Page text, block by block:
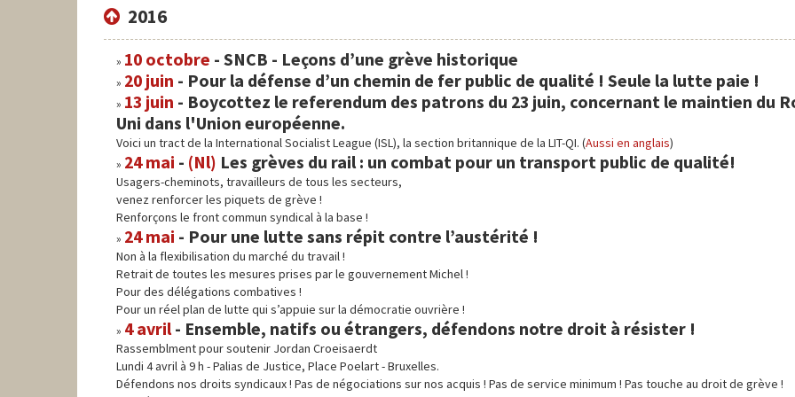
2016
10 octobre - SNCB - Leçons d’une grève historique
20 juin - Pour la défense d’un chemin de fer public de qualité ! Seule la lutte paie !
13 juin - Boycottez le referendum des patrons du 23 juin, concernant le maintien du
Uni dans l'Union européenne.
Voici un tract de la International Socialist League (ISL), la section britannique de la LIT-QI. (Aussi en anglais)
24 mai - (Nl) Les grèves du rail : un combat pour un transport public de qualité!
Usagers-cheminots, travailleurs de tous les secteurs,
venez renforcer les piquets de grève !
Renforçons le front commun syndical à la base !
24 mai - Pour une lutte sans répit contre l’austérité !
Non à la flexibilisation du marché du travail !
Retrait de toutes les mesures prises par le gouvernement Michel !
Pour des délégations combatives !
Pour un réel plan de lutte qui s’appuie sur la démocratie ouvrière !
4 avril - Ensemble, natifs ou étrangers, défendons notre droit à résister !
Rassemblment pour soutenir Jordan Croeisaerdt
Lundi 4 avril à 9 h - Palias de Justice, Place Poelart - Bruxelles.
Défendons nos droits syndicaux ! Pas de négociations sur nos acquis ! Pas de service minimum ! Pas touche au droit de grève !